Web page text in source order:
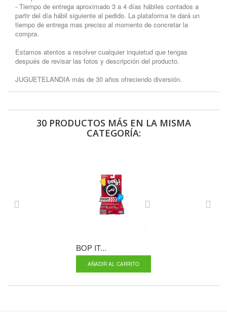
- Tiempo de entrega aproximado 3 a 4 días hábiles contados a
partir del día hábil siguiente al pedido. La plataforma te dará un
tiempo de entrega mas preciso al momento de concretar la
compra.
Estamos atentos a resolver cualquier inquietud que tengas
después de revisar las fotos y descripción del producto.
JUGUETELANDIA más de 30 años ofreciendo diversión.
30 PRODUCTOS MÁS EN LA MISMA
CATEGORÍA:
BOP IT...
AÑADIR AL CARRITO